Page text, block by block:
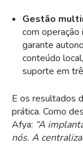
Gestão
com operação
garante
conteúdo
suporte em
E os resultados
prática. Como
Afya: “A
nós. A